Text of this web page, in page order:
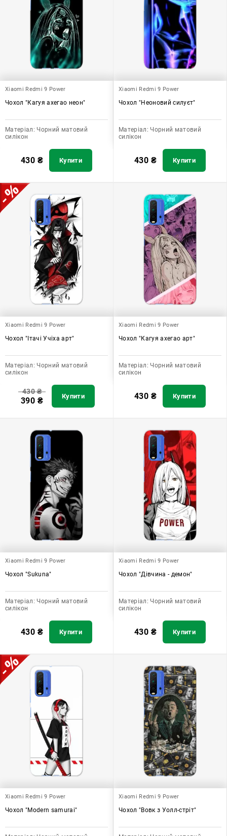
Xiaomi Redmi 9 Power
Чохол "Кагуя ахегао неон"
Матеріал: Чорний матовий
силікон
430 ₴ Купити
Xiaomi Redmi 9 Power
Чохол "Неоновий силуєт"
Матеріал: Чорний матовий
силікон
430 ₴ Купити
Xiaomi Redmi 9 Power
Чохол "Ітачі Учіха арт"
Матеріал: Чорний матовий
силікон
430₴
390 ₴ Купити
Xiaomi Redmi 9 Power
Чохол "Кагуя ахегао арт"
Матеріал: Чорний матовий
силікон
430 ₴ Купити
Xiaomi Redmi 9 Power
Чохол "Sukuna"
Матеріал: Чорний матовий
силікон
430 ₴ Купити
Xiaomi Redmi 9 Power
Чохол "Дівчина - демон"
Матеріал: Чорний матовий
силікон
430 ₴ Купити
Xiaomi Redmi 9 Power
Чохол "Modern samurai"
Xiaomi Redmi 9 Power
Чохол "Вовк з Уолл-стріт"